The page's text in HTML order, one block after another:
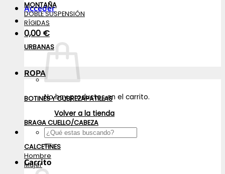
Acceder
0,00 €
No hay productos en el carrito.
Volver a la tienda
Buscar
por:
Carrito
MONTAÑA
DOBLE SUSPENSIÓN
RÍGIDAS
URBANAS
ROPA
BOTINES Y CUBREZAPATILLAS
BRAGA CUELLO/CABEZA
CALCETINES
Hombre
Mujer